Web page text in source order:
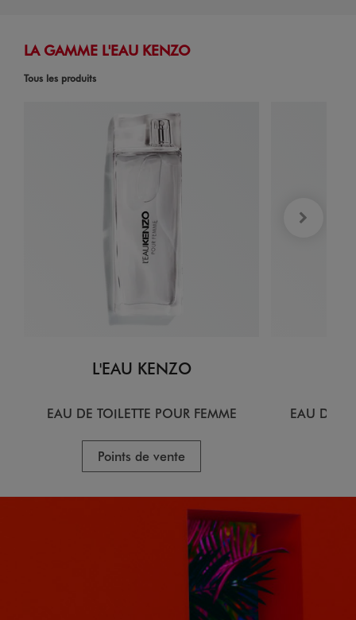
LA GAMME L'EAU KENZO
Tous les produits
L'EAU KENZO
EAU DE TOILETTE POUR FEMME
Points de vente
EAU DE